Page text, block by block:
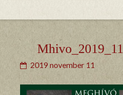
2019 november 11